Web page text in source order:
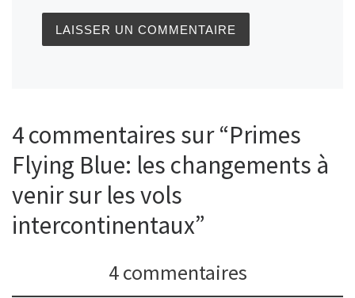
4 commentaires sur “Primes
Flying Blue: les changements à
venir sur les vols
intercontinentaux”
4 commentaires